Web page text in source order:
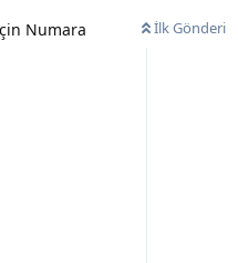
İlk Gönderi
Numara